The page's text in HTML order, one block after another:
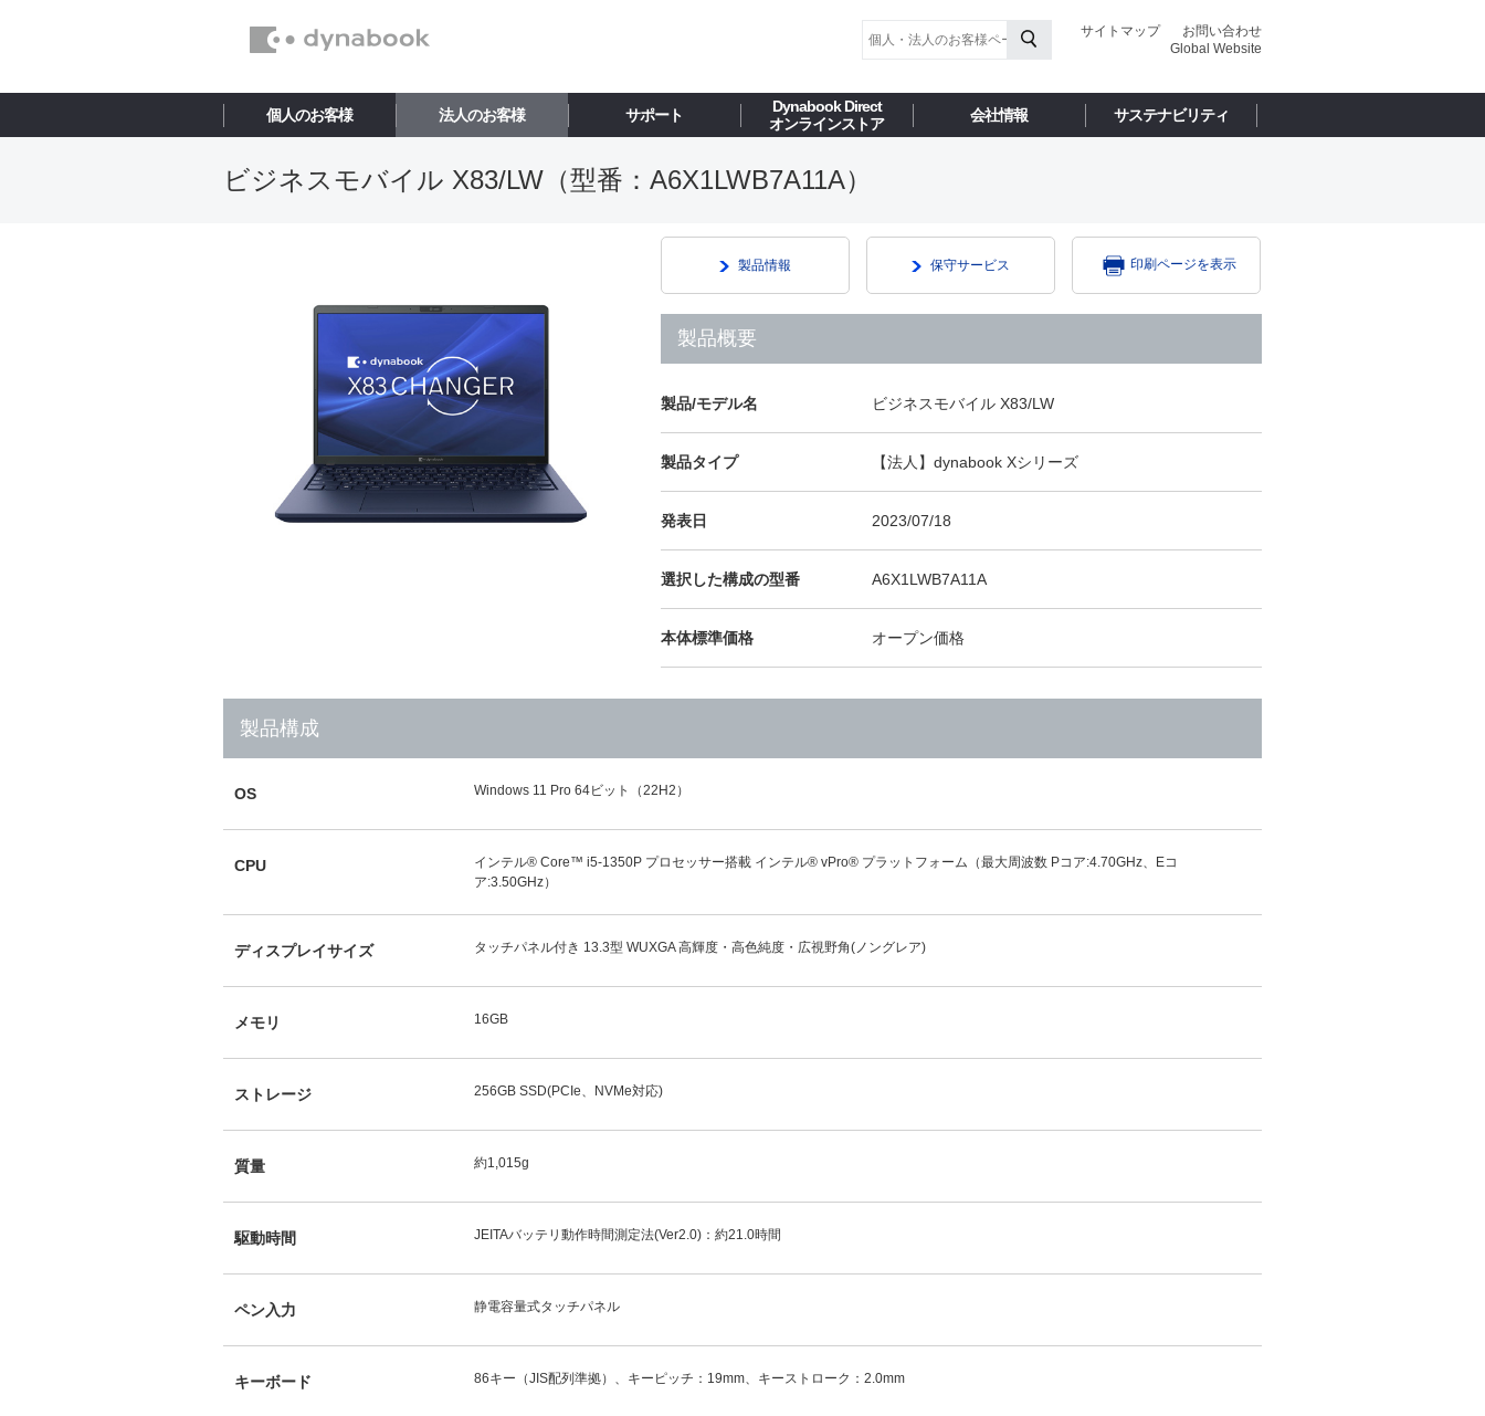
お問い合わせ
サイトマップ
Global Website
個人のお客様 法人のお客様 サポート
Dynabook Direct
オンラインストア
会社情報 サステナビリティ
ビジネスモバイル X83/LW（型番：A6X1LWB7A11A）
製品情報 保守サービス 印刷ページを表示
製品概要
製品/モデル名 ビジネスモバイル X83/LW
製品タイプ 【法人】dynabook Xシリーズ
発表日 2023/07/18
選択した構成の型番 A6X1LWB7A11A
本体標準価格 オープン価格
製品構成
OS Windows 11 Pro 64ビット（22H2）
CPU
インテル® Core™ i5-1350P プロセッサー搭載 インテル® vPro® プラットフォーム（最大周波数 Pコア:4.70GHz、Eコ
ア:3.50GHz）
ディスプレイサイズ タッチパネル付き 13.3型 WUXGA 高輝度・高色純度・広視野角(ノングレア)
メモリ 16GB
ストレージ 256GB SSD(PCIe、NVMe対応)
質量 約1,015g
駆動時間 JEITAバッテリ動作時間測定法(Ver2.0)：約21.0時間
ペン入力 静電容量式タッチパネル
キーボード 86キー（JIS配列準拠）、キーピッチ：19mm、キーストローク：2.0mm